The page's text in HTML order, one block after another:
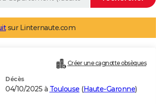
sur Linternaute.com
Créer une cagnotte obsèques
Décès
04/10/2025 à Toulouse (Haute-Garonne)